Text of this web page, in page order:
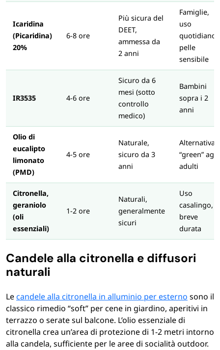
Icaridina
(Picaridina)
20%
6-8 ore
Più sicura del
DEET,
ammessa da
2 anni
Famiglie,
uso
quotidiano,
pelle
sensibile
IR3535 4-6 ore
Sicuro da 6
mesi (sotto
controllo
medico)
Bambini
sopra i 2
anni
Olio di
eucalipto
limonato
(PMD)
4-5 ore
Naturale,
sicuro da 3
anni
Alternativa
“green” agli
adulti
Citronella,
geraniolo
(oli
essenziali)
1-2 ore
Naturali,
generalmente
sicuri
Uso
casalingo,
breve
durata
Candele alla citronella e diffusori
naturali
Le candele alla citronella in alluminio per esterno sono il
classico rimedio “soft” per cene in giardino, aperitivi in
terrazzo o serate sul balcone. L’olio essenziale di
citronella crea un’area di protezione di 1-2 metri intorno
alla candela, sufficiente per le aree di socialità outdoor.